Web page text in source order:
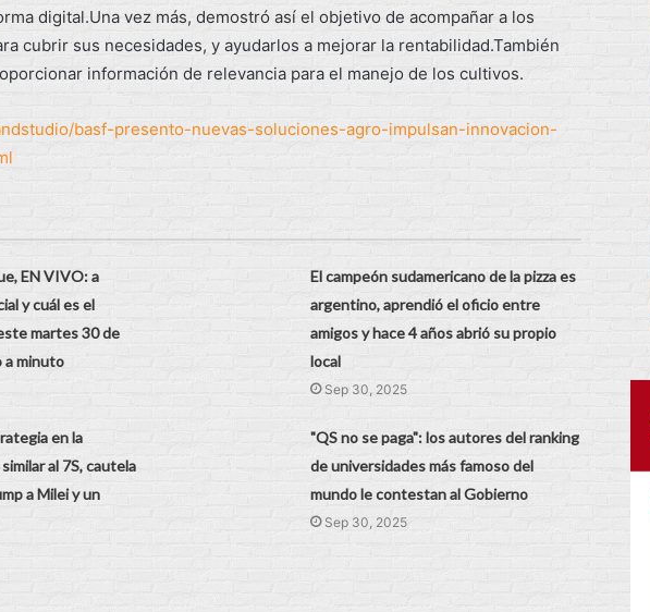
digital.Una vez más, demostró así el objetivo de acompañar a los
cubrir sus necesidades, y ayudarlos a mejorar la rentabilidad.También
información de relevancia para el manejo de los cultivos.
basf-presento-nuevas-soluciones-agro-impulsan-innovacion-
EN VIVO: a
y cuál es el
martes 30 de
a minuto
El campeón sudamericano de la pizza es
argentino, aprendió el oficio entre
amigos y hace 4 años abrió su propio
local
Sep 30, 2025
en la
al 7S, cautela
a Milei y un
"QS no se paga": los autores del ranking
de universidades más famoso del
mundo le contestan al Gobierno
Sep 30, 2025